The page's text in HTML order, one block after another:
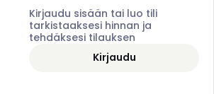
Kirjaudu sisään tai luo tili
tarkistaaksesi hinnan ja
tehdäksesi tilauksen
Kirjaudu